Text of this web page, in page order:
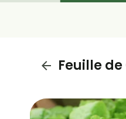
Feuille de